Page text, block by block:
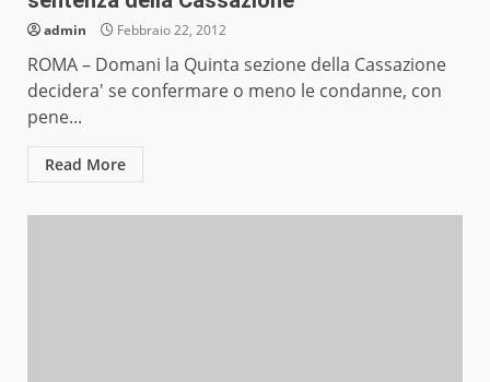
admin Febbraio 22, 2012
ROMA – Domani la Quinta sezione della Cassazione
decidera' se confermare o meno le condanne, con
pene...
Read More